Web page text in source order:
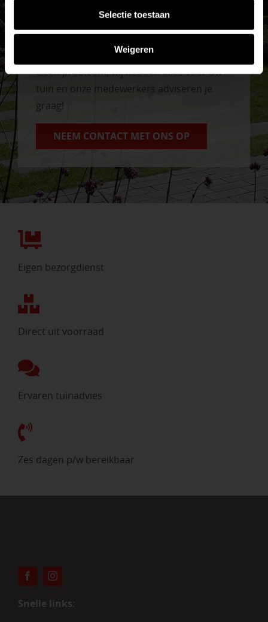
Selectie toestaan
Weigeren
Vrijblijvend advies?
Geen probleem, wij hebben alles voor uw
tuin en onze medewerkers adviseren je
graag!
NEEM CONTACT MET ONS OP
Eigen bezorgdienst
Direct uit voorraad
Ervaren tuinadvies
Zes dagen p/w bereikbaar
Snelle links: